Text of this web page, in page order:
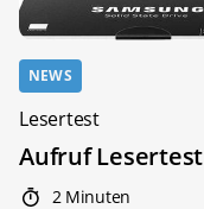
NEWS
Lesertest
Aufruf Lesertest
2 Minuten